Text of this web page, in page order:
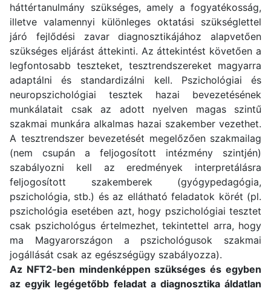
háttértanulmány szükséges, amely a fogyatékosság,
illetve valamennyi különleges oktatási szükséglettel
járó fejlődési zavar diagnosztikájához alapvetően
szükséges eljárást áttekinti. Az áttekintést követően a
legfontosabb teszteket, tesztrendszereket magyarra
adaptálni és standardizálni kell. Pszichológiai és
neuropszichológiai tesztek hazai bevezetésének
munkálatait csak az adott nyelven magas szintű
szakmai munkára alkalmas hazai szakember vezethet.
A tesztrendszer bevezetését megelőzően szakmailag
(nem csupán a feljogosított intézmény szintjén)
szabályozni kell az eredmények interpretálásra
feljogosított szakemberek (gyógypedagógia,
pszichológia, stb.) és az ellátható feladatok körét (pl.
pszichológia esetében azt, hogy pszichológiai tesztet
csak pszichológus értelmezhet, tekintettel arra, hogy
ma Magyarországon a pszichológusok szakmai
jogállását csak az egészségügy szabályozza).
Az NFT2-ben mindenképpen szükséges és egyben
az egyik legégetőbb feladat a diagnosztika áldatlan